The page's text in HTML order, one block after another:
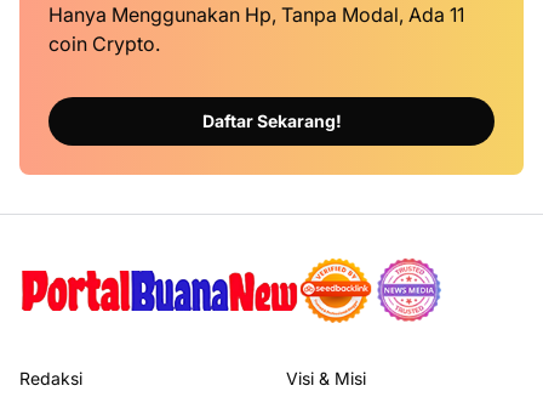
Hanya Menggunakan Hp, Tanpa Modal, Ada 11
coin Crypto.
Daftar Sekarang!
Redaksi Visi & Misi